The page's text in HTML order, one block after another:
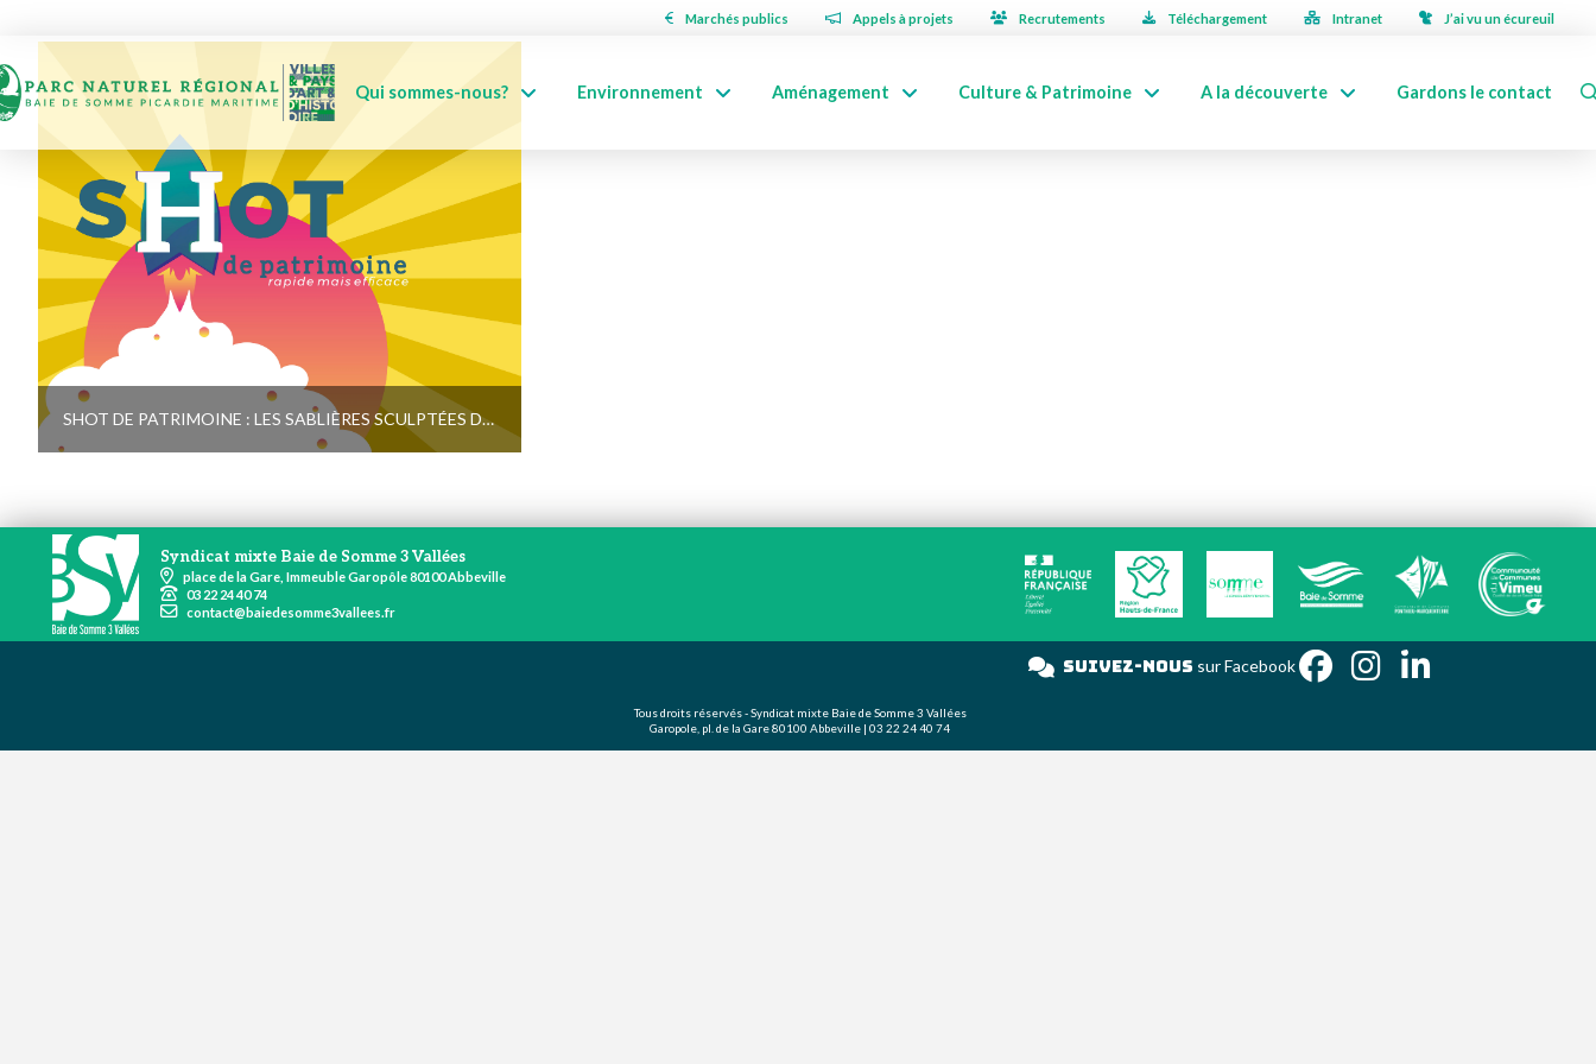
Marchés publics Appels à projets Recrutements Téléchargement Intranet J’ai vu un écureuil
Qui sommes-nous? Environnement Aménagement Culture & Patrimoine A la découverte Gardons le contact
SHOT DE PATRIMOINE : LES SABLIÈRES SCULPTÉES DES ÉGLISES DU VIMEU
Syndicat mixte Baie de Somme 3 Vallées
place de la Gare, Immeuble Garopôle 80100 Abbeville
03 22 24 40 74
contact@baiedesomme3vallees.fr
Suivez-nous sur Facebook
Tous droits réservés - Syndicat mixte Baie de Somme 3 Vallées
Garopole, pl. de la Gare 80100 Abbeville | 03 22 24 40 74